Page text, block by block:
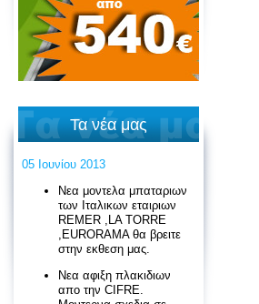
Τα νέα μας
05 Ιουνίου 2013
Νεα μοντελα μπαταριων
των Ιταλικων εταιριων
REMER ,LA TORRE
,EURORAMA θα βρειτε
στην εκθεση μας.
Νεα αφιξη πλακιδιων
απο την CIFRE.